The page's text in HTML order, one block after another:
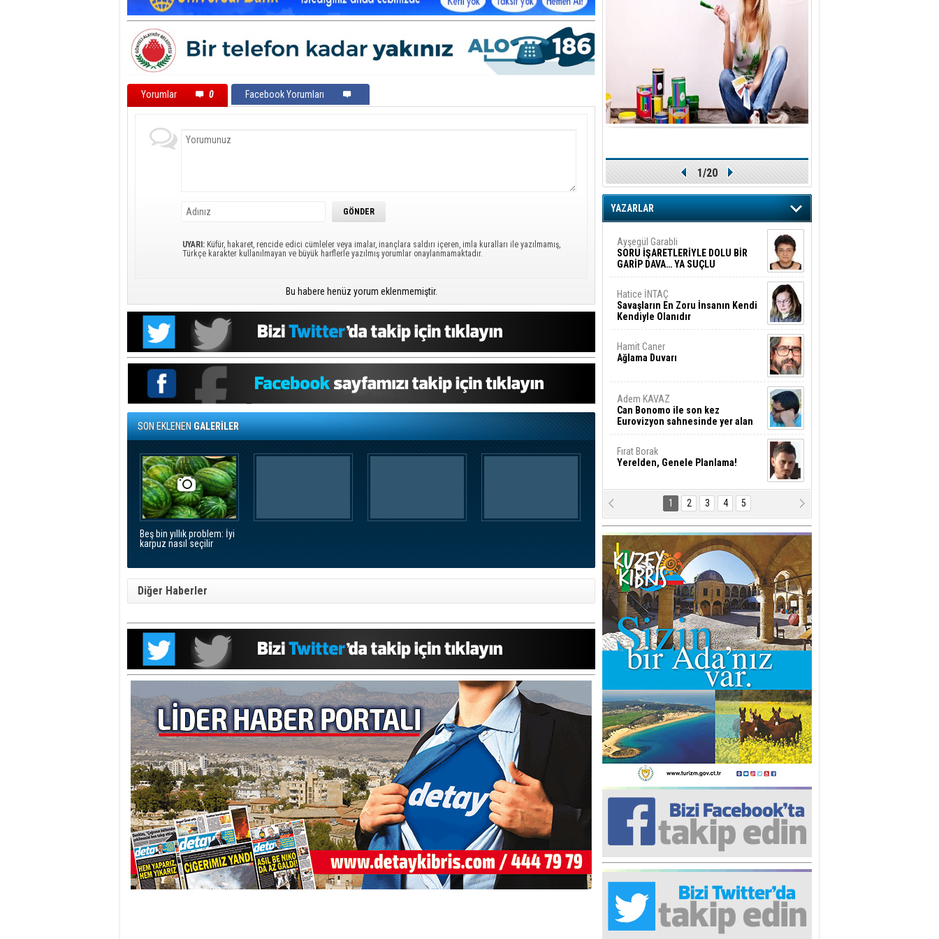
Yorumlar 0 Facebook Yorumları
UYARI: Küfür, hakaret, rencide edici cümleler veya imalar, inançlara saldırı içeren, imla kuralları ile yazılmamış,
Türkçe karakter kullanılmayan ve büyük harflerle yazılmış yorumlar onaylanmamaktadır.
Bu habere henüz yorum eklenmemiştir.
SON EKLENENGALERİLER
Beş bin yıllık problem: İyi
karpuz nasıl seçilir
Diğer Haberler
1/20
YAZARLAR
Ayşegül Garabli
SORU İŞARETLERİYLE DOLU BİR
GARİP DAVA… YA SUÇLU
DEĞİLSE???
Hatice İNTAÇ
Savaşların En Zoru İnsanın Kendi
Kendiyle Olanıdır
Hamit Caner
Ağlama Duvarı
Adem KAVAZ
Can Bonomo ile son kez
Eurovizyon sahnesinde yer alan
Türkiye 10 yıl aradan sonra
Fırat Borak
Yerelden, Genele Planlama!
Erkut YILMABAŞAR
Bayrak tartışmaları ve ihalesiz
işler!
Arif Alasya
2015 SONRASI VE AKINCI.
Fatma Baysal
SURLAR İÇİ’NDE KOLAYDIR ÖLMEK
Ediz TUNCEL
Göz göre göre…
Taner ULUTAŞ
İnşallah St. Lois ile Hakkaido
Adası gibi olmayız !...
Ali KİŞMİR
FIRSAT VE KORKU
Turgut ÇALICI
İki Lakırdı da benden!
Yrd. Doç. Ercan HOŞKARA
Yatırım Yapmazsan Var Olamazsın:
Hedefteki Kurum Kıb-Tek
Rana Sarro
Başıma gelen skandal olayı
1 2 3 4 5